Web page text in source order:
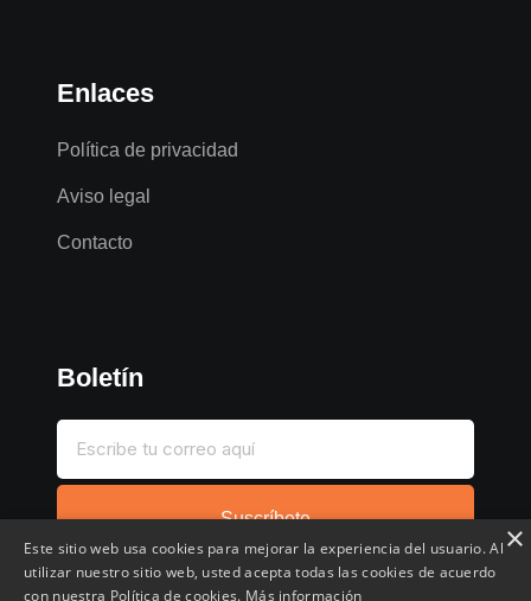
Enlaces
Política de privacidad
Aviso legal
Contacto
Boletín
Suscríbete
×
Este sitio web usa cookies para mejorar la experiencia del usuario. Al
utilizar nuestro sitio web, usted acepta todas las cookies de acuerdo
con nuestra Política de cookies. Más información